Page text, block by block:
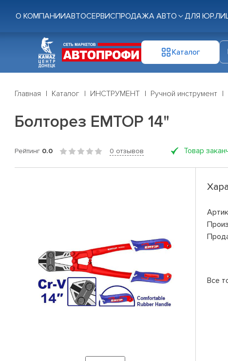
О КОМПАНИИАВТОСЕРВИСПРОДАЖА АВТО ДЛЯ
Каталог
Главная Каталог ИНСТРУМЕНТ Ручной инструмент
Болторез EMTOP 14"
Рейтинг 0.0 0 отзывов Товар
Все